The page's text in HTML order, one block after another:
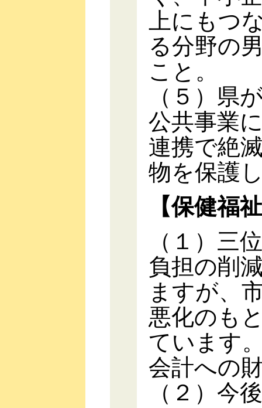
上にもつ
る分野の
こと。
（５）県
公共事業
連携で絶
物を保護
【保健福
（１）三
負担の削
ますが、
悪化のも
ています
会計への
（２）今